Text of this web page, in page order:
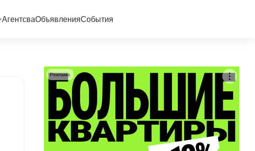
АгентсваОбъявленияСобытия
Реклама